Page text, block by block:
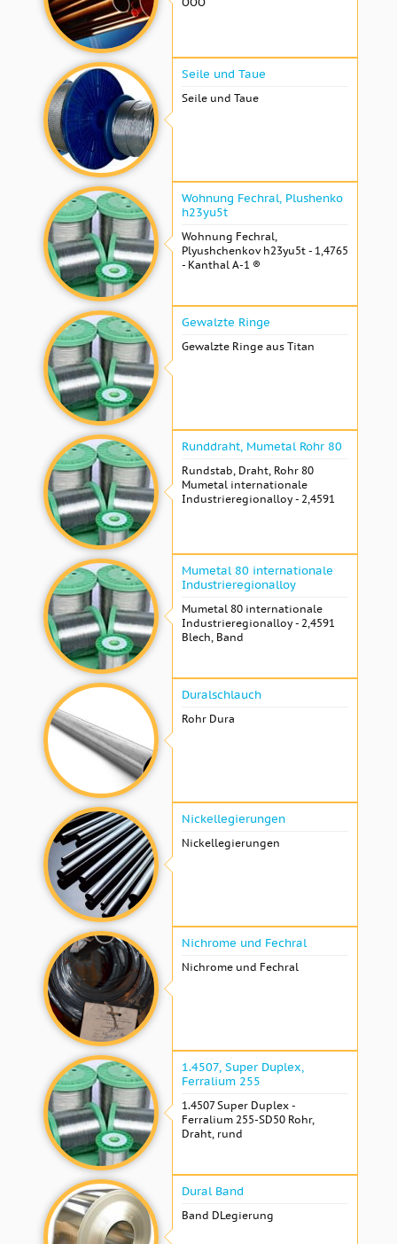
Seile und Taue
Seile und Taue
Wohnung Fechral, ​​Plushenko
h23yu5t
Wohnung Fechral, ​​
Plyushchenkov h23yu5t - 1,4765
- Kanthal A-1 ®
Gewalzte Ringe
Gewalzte Ringe aus Titan
Runddraht, Mumetal Rohr 80
Rundstab, Draht, Rohr 80
Mumetal internationale
Industrieregionalloy - 2,4591
Mumetal 80 internationale
Industrieregionalloy
Mumetal 80 internationale
Industrieregionalloy - 2,4591
Blech, Band
Duralschlauch
Rohr Dura
Nickellegierungen
Nickellegierungen
Nichrome und Fechral
Nichrome und Fechral
1.4507, Super Duplex,
Ferralium 255
1.4507 Super Duplex -
Ferralium 255-SD50 Rohr,
Draht, rund
Dural Band
Band DLegierung